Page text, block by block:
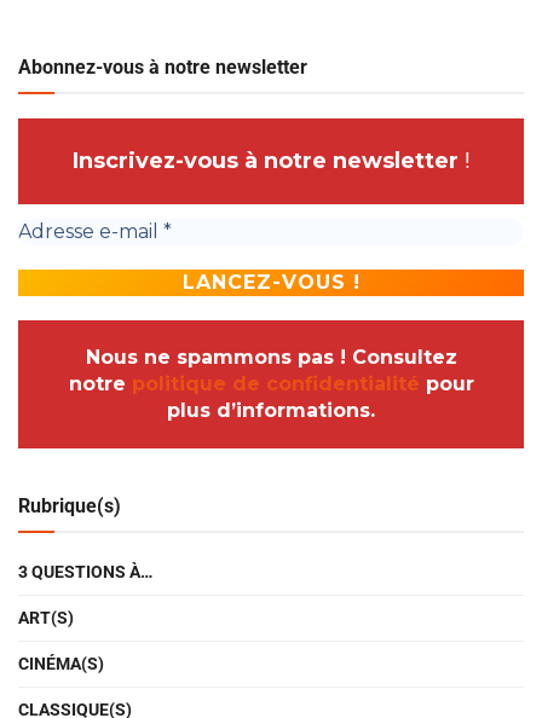
Abonnez-vous à notre newsletter
Inscrivez-vous à notre newsletter !
Nous ne spammons pas ! Consultez
notre politique de confidentialité pour
plus d’informations.
Rubrique(s)
3 QUESTIONS À…
ART(S)
CINÉMA(S)
CLASSIQUE(S)